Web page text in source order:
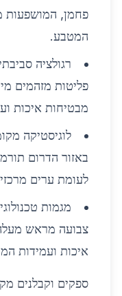
פחמן, המושפעות
המטבע.
רגולציה
פליטות מזהמים
מבטיחות איכות
לוגיסטיקה
באזור הדרום
לעומת ערים
מגמות
צבועה מראש
איכות ועמידות
ספקים וקבלנים